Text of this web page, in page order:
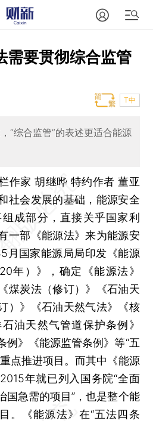
需要贯彻综合监管
T中
“综合监管”的表述更适合能源
作家 胡继晔 特约作者 董亚
社会发展的基础，能源安全
成部分，直接关乎国家利
一部《能源法》来为能源安
月国家能源局局印发《能源
年）》，确定《能源法》
煤炭法（修订）》《石油天
）》《石油天然气法》《核
油天然气管道保护条例》
例》《能源监管条例》等“五
点推进项目。而其中《能源
年就已列入国务院“全面
国急需的项目”，也是整个能
。《能源法》在“五法四条